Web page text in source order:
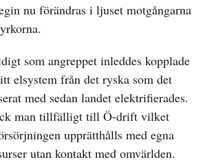
nu förändras i ljuset motgångarna
som angreppet inleddes kopplade
elsystem från det ryska som det
med sedan landet elektrifierades.
man tillfälligt till Ö-drift vilket
upprätthålls med egna
utan kontakt med omvärlden.